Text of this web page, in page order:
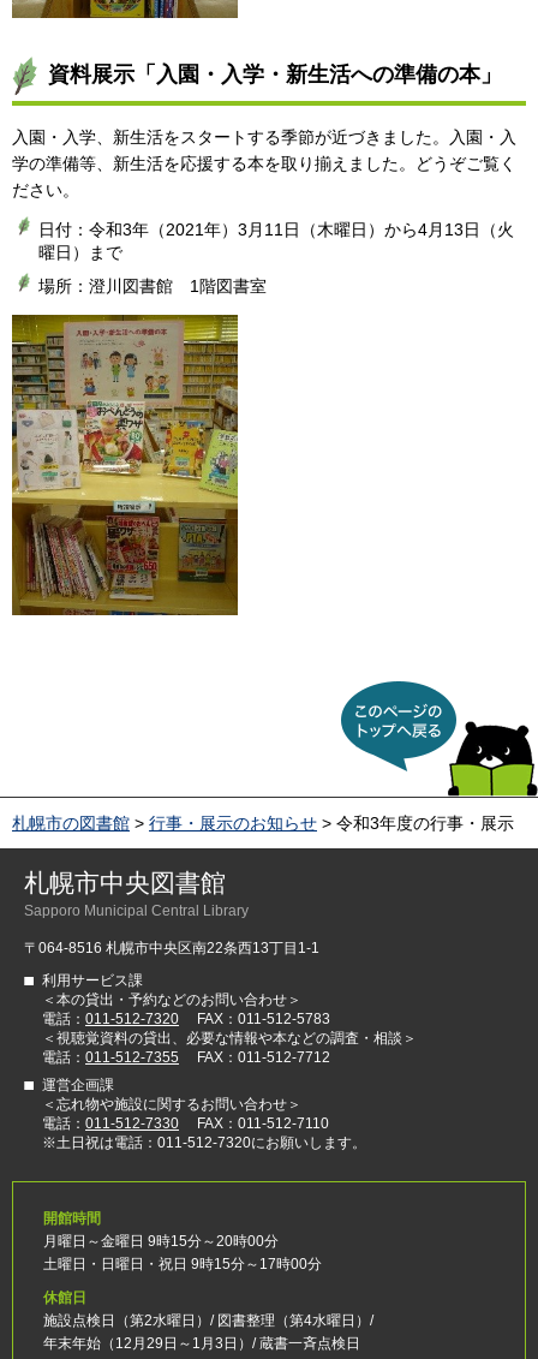
資料展示「入園・入学・新生活への準備の本」
入園・入学、新生活をスタートする季節が近づきました。入園・入
学の準備等、新生活を応援する本を取り揃えました。どうぞご覧く
ださい。
日付：令和3年（2021年）3月11日（木曜日）から4月13日（火
曜日）まで
場所：澄川図書館 1階図書室
このページのトップへ戻
る
札幌市の図書館 > 行事・展示のお知らせ > 令和3年度の行事・展示
札幌市中央図書館
Sapporo Municipal Central Library
〒064-8516 札幌市中央区南22条西13丁目1-1
利用サービス課
＜本の貸出・予約などのお問い合わせ＞
電話： 011-512-7320
FAX：011-512-5783
＜視聴覚資料の貸出、必要な情報や本などの調査・相談＞
電話： 011-512-7355
FAX：011-512-7712
運営企画課
＜忘れ物や施設に関するお問い合わせ＞
電話： 011-512-7330
FAX：011-512-7110
※土日祝は電話：011-512-7320にお願いします。
開館時間
月曜日～金曜日 9時15分～20時00分
土曜日・日曜日・祝日 9時15分～17時00分
休館日
施設点検日（第2水曜日）/ 図書整理（第4水曜日）/
年末年始（12月29日～1月3日）/ 蔵書一斉点検日